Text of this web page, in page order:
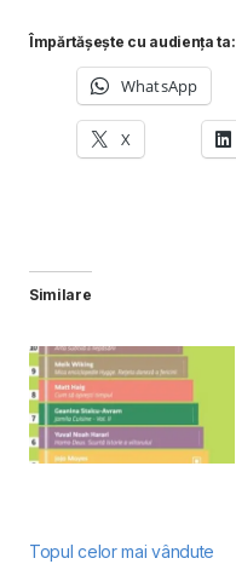
Împărtășește cu audiența ta:
WhatsApp
X
Similare
Topul celor mai vândute